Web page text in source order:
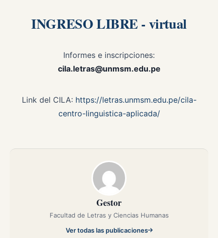
INGRESO LIBRE - virtual
Informes e inscripciones:
cila.letras@unmsm.edu.pe
Link del CILA: https://letras.unmsm.edu.pe/cila-
centro-linguistica-aplicada/
Gestor
Facultad de Letras y Ciencias Humanas
Ver todas las publicaciones